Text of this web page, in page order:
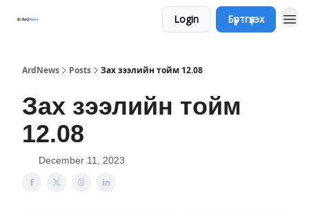
Login Бүртгүүлэх
ArdNews Posts Зах зээлийн тойм 12.08
Зах зээлийн тойм
12.08
December 11, 2023